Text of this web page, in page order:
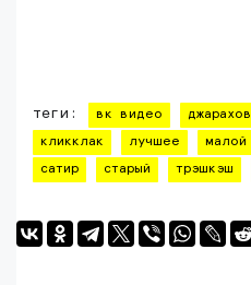
теги: вк видео джарахов
кликклак лучшее малой
сатир старый трэшкэш